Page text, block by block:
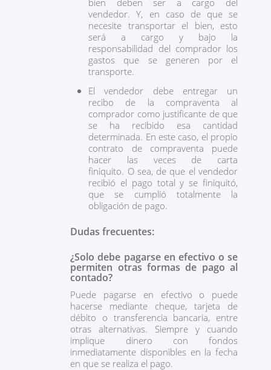
bien deben ser a cargo del
vendedor. Y, en caso de que se
necesite transportar el bien, esto
será a cargo y bajo la
responsabilidad del comprador los
gastos que se generen por el
transporte.
El vendedor debe entregar un
recibo de la compraventa al
comprador como justificante de que
se ha recibido esa cantidad
determinada. En este caso, el propio
contrato de compraventa puede
hacer las veces de carta
finiquito. O sea, de que el vendedor
recibió el pago total y se finiquitó,
que se cumplió totalmente la
obligación de pago.
Dudas frecuentes:
¿Solo debe pagarse en efectivo o se
permiten otras formas de pago al
contado?
Puede pagarse en efectivo o puede
hacerse mediante cheque, tarjeta de
débito o transferencia bancaria, entre
otras alternativas. Siempre y cuando
implique dinero con fondos
inmediatamente disponibles en la fecha
en que se realiza el pago.